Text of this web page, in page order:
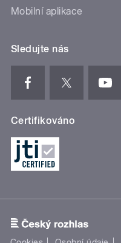
Mobilní aplikace
Sledujte nás
Certifikováno